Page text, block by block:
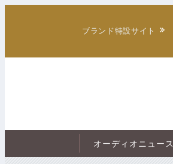
ブランド特設サイト
オーディオニュース